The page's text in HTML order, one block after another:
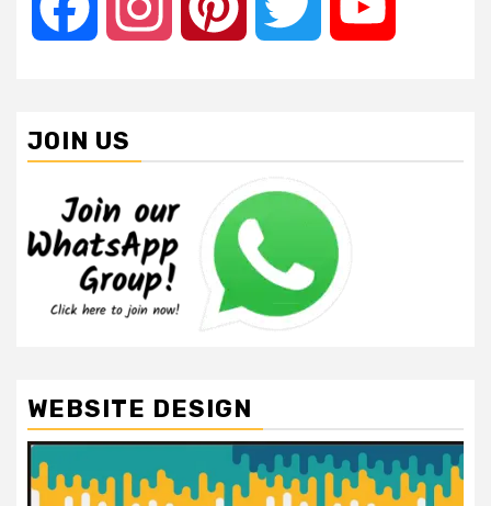
Facebook Instagram Pinterest Twitter
JOIN US
WEBSITE DESIGN